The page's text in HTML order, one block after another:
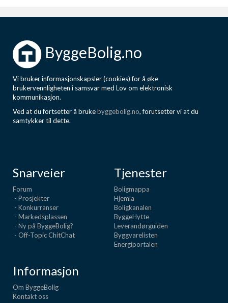
ByggeBolig.no
Vi bruker informasjonskapsler (cookies) for å øke
brukervennligheten i samsvar med Lov om elektronisk
kommunikasjon.
Ved at du fortsetter å brukebyggebolig.no, forutsetter vi at du
samtykker til dette.
Snarveier
Forum
- Prosjekter
- Konkurranser
- Markedsplassen
- Ny på ByggeBolig?
- Off-Topic ChitChat
Tjenester
Boligmappa
Hjemla
Boligkanalen
ByggeHytte
Leverandørguiden
Byggvarelisten
Energiportalen
Informasjon
Om ByggeBolig
Kontakt oss